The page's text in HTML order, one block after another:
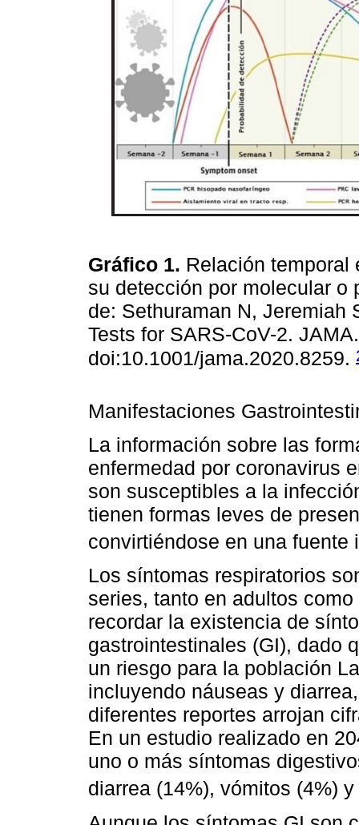
Gráfico 1. Relación temporal
su detección por molecular o
de: Sethuraman N, Jeremiah
Tests for SARS-CoV-2.
doi:10.1001/jama.2020.8259.
Manifestaciones
La información sobre las
enfermedad por coronavirus
son susceptibles a la
tienen formas leves de
convirtiéndose en una
Los síntomas respiratorios
series, tanto en adultos
recordar la existencia de
gastrointestinales (GI), dado
un riesgo para la población
incluyendo náuseas y
diferentes reportes arrojan
En un estudio realizado en
uno o más síntomas
diarrea (14%), vómitos (4%)